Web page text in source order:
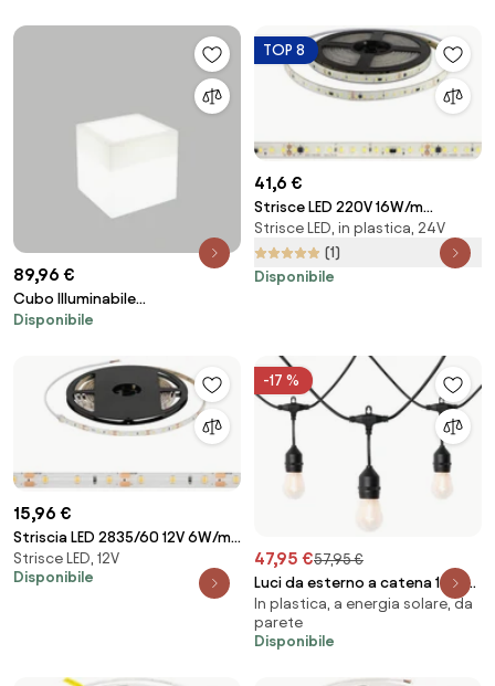
89,96 €
Cubo Illuminabile
40x40xH40cm E27 Colore
Disponibile
TOP 8
41,6 €
Strisce LED 220V 16W/m
120lm/W chip Lumileds
Dimmerabile tagl. 10cm – 5m
Colore Bianco Freddo 6.000K
Strisce LED, in plastica, 24V
(1)
Disponibile
15,96 €
Striscia LED 2835/60 12V 6W/m
IP65 5m Colore Bianco Naturale
4.000K
Strisce LED, 12V
Disponibile
-17 %
47,95 €57,95 €
Luci da esterno a catena 10 m
con LED 10 luci solari - Russell
In plastica, a energia solare, da
parete
Disponibile